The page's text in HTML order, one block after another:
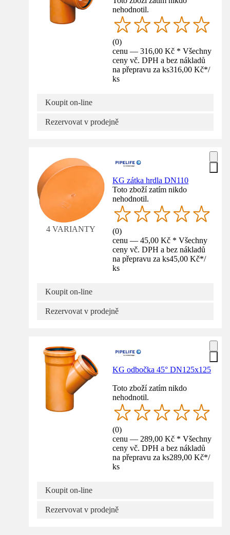
nehodnotil.
(0)
cenu — 316,00 Kč * Všechny
ceny vč. DPH a bez nákladů
na přepravu za ks316,00 Kč*/
ks
Koupit on-line
Rezervovat v prodejně
4 VARIANTY
KG zátka hrdla DN110
Toto zboží zatím nikdo
nehodnotil.
(0)
cenu — 45,00 Kč * Všechny
ceny vč. DPH a bez nákladů
na přepravu za ks45,00 Kč*/
ks
Koupit on-line
Rezervovat v prodejně
KG odbočka 45° DN125x125
Toto zboží zatím nikdo
nehodnotil.
(0)
cenu — 289,00 Kč * Všechny
ceny vč. DPH a bez nákladů
na přepravu za ks289,00 Kč*/
ks
Koupit on-line
Rezervovat v prodejně